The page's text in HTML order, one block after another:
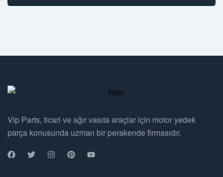
Vip Parts, ticari ve ağır vasıta araçlar için motor yedek
parça konusunda uzman bir perakende firmasıdır.